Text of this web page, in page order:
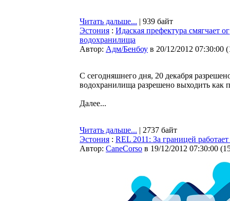
Читать дальше... | 939 байт
Эстония : Идаская префектура смягчает
водохранилища
Автор: Адм/Бенбоу в 20/12/2012 07:30:00 (
С сегодняшнего дня, 20 декабря
водохранилища разрешено выходить как
Далее...
Читать дальше... | 2737 байт
Эстония : REL 2011: За границей
Автор: CaneCorso в 19/12/2012 07:30:00 (